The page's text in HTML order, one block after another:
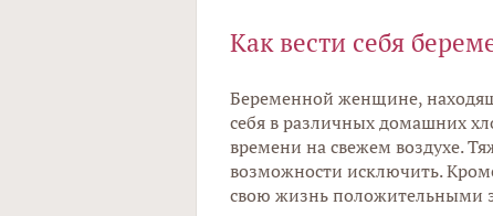
Как вести себя
Беременной женщине,
себя в различных домашних
времени на свежем воздухе.
возможности исключить.
свою жизнь положительными